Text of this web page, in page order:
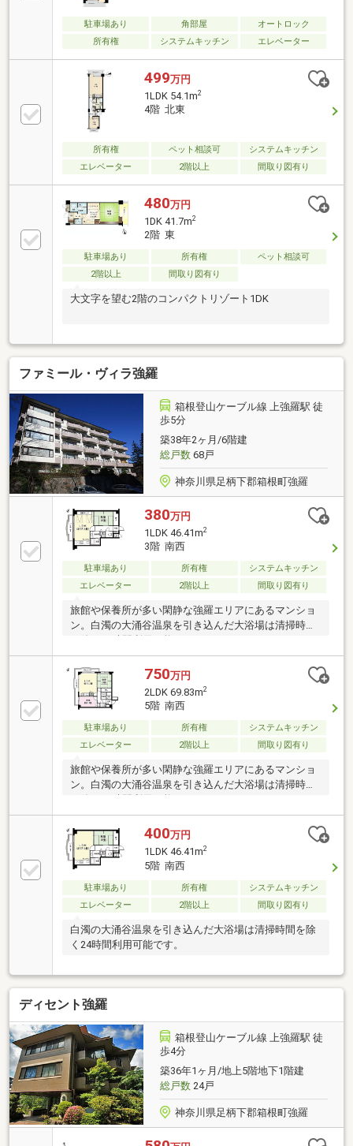
駐車場あり 角部屋
オートロック
所有権
システムキッチン エレベーター
499万円
1LDK 54.1m2
4階 北東
所有権 ペット相談可
システムキッチン
エレベーター
2階以上 間取り図有り
480万円
1DK 41.7m2
2階 東
駐車場あり 所有権
ペット相談可
2階以上
間取り図有り
大文字を望む2階のコンパクトリゾート1DK
ファミール・ヴィラ強羅
箱根登山ケーブル線 上強羅駅 徒
歩5分
築38年2ヶ月/6階建
総戸数68戸
神奈川県足柄下郡箱根町強羅
380万円
1LDK 46.41m2
3階 南西
駐車場あり 所有権
システムキッチン
エレベーター
2階以上 間取り図有り
旅館や保養所が多い閑静な強羅エリアにあるマンショ
ン。白濁の大涌谷温泉を引き込んだ大浴場は清掃時間
750万円
2LDK 69.83m2
5階 南西
駐車場あり 所有権
システムキッチン
エレベーター
2階以上 間取り図有り
旅館や保養所が多い閑静な強羅エリアにあるマンショ
ン。白濁の大涌谷温泉を引き込んだ大浴場は清掃時間
400万円
1LDK 46.41m2
5階 南西
駐車場あり 所有権
システムキッチン
エレベーター
2階以上 間取り図有り
白濁の大涌谷温泉を引き込んだ大浴場は清掃時間を除
く24時間利用可能です。
ディセント強羅
箱根登山ケーブル線 上強羅駅 徒
歩4分
築36年1ヶ月/地上5階地下1階建
総戸数24戸
神奈川県足柄下郡箱根町強羅